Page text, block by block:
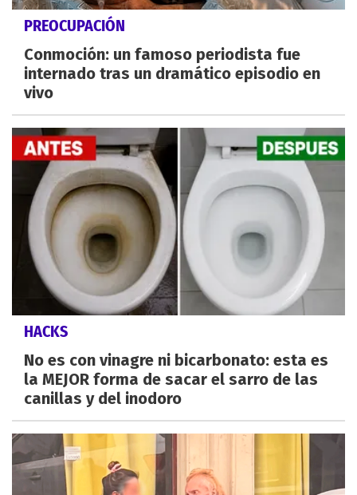
PREOCUPACIÓN
Conmoción: un famoso periodista fue
internado tras un dramático episodio en
vivo
HACKS
No es con vinagre ni bicarbonato: esta es
la MEJOR forma de sacar el sarro de las
canillas y del inodoro